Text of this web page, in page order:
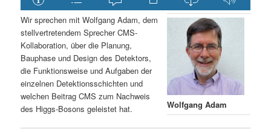
g
e
n
i
n
g
e
Wolfgang Adam
Wir sprechen mit Wolfgang Adam, dem
stellvertretendem Sprecher CMS-
Kollaboration, über die Planung,
Bauphase und Design des Detektors,
die Funktionsweise und Aufgaben der
einzelnen Detektionsschichten und
welchen Beitrag CMS zum Nachweis
des Higgs-Bosons geleistet hat.